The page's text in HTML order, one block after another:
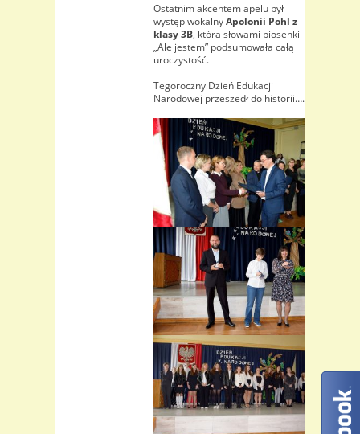
Ostatnim akcentem apelu był
występ wokalnyApolonii Pohl z
klasy 3B, która słowami piosenki
„Ale jestem” podsumowała całą
uroczystość.
Tegoroczny Dzień Edukacji
Narodowej przeszedł do historii….